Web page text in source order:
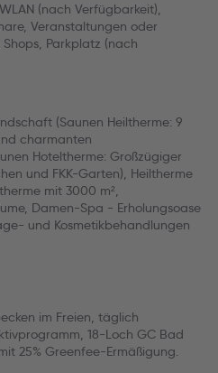
(nach Verfügbarkeit),
Veranstaltungen oder
Parkplatz (nach
(Saunen Heiltherme: 9
charmanten
Hoteltherme: Großzügiger
und FKK-Garten), Heiltherme
mit 3000 m²,
Damen-Spa - Erholungsoase
und Kosmetikbehandlungen
im Freien, täglich
18-Loch GC Bad
25% Greenfee-Ermäßigung.